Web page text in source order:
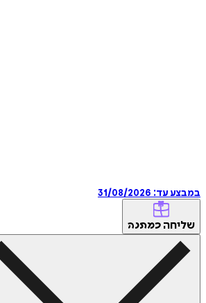
במבצע עד: 31/08/2026
שליחה כמתנה